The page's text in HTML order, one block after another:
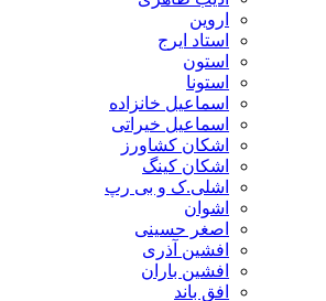
اروین
استاد ایرج
استون
استونا
اسماعیل خانزاده
اسماعیل خیراتی
اشکان کشاورز
اشکان کینگ
اشلی.ک و بی رپ
اشوان
اصغر حسینی
افشین آذری
افشین باران
افق باند